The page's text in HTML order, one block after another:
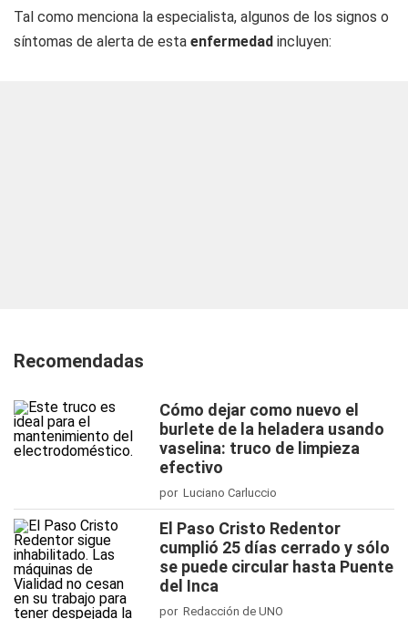
Tal como menciona la especialista, algunos de los signos o
síntomas de alerta de esta enfermedad incluyen:
Recomendadas
Cómo dejar como nuevo el
burlete de la heladera usando
vaselina: truco de limpieza
efectivo
por Luciano Carluccio
El Paso Cristo Redentor
cumplió 25 días cerrado y sólo
se puede circular hasta Puente
del Inca
por Redacción de UNO